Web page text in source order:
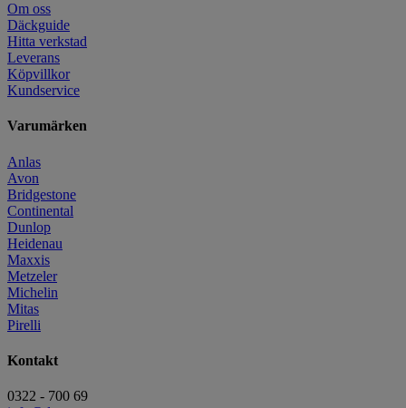
Om oss
Däckguide
Hitta verkstad
Leverans
Köpvillkor
Kundservice
Varumärken
Anlas
Avon
Bridgestone
Continental
Dunlop
Heidenau
Maxxis
Metzeler
Michelin
Mitas
Pirelli
Kontakt
0322 - 700 69